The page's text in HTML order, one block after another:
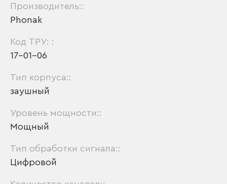
Производитель::
Phonak
Код ТРУ: :
17-01-06
Тип корпуса::
заушный
Уровень мощности::
Мощный
Тип обработки сигнала::
Цифровой